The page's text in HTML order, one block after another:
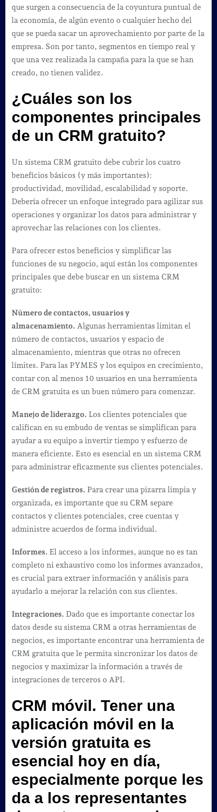
que surgen a consecuencia de la coyuntura puntual de
la economía, de algún evento o cualquier hecho del
que se pueda sacar un aprovechamiento por parte de la
empresa. Son por tanto, segmentos en tiempo real y
que una vez realizada la campaña para la que se han
creado, no tienen validez.
¿Cuáles son los
componentes principales
de un CRM gratuito?
Un sistema CRM gratuito debe cubrir los cuatro
beneficios básicos (y más importantes):
productividad, movilidad, escalabilidad y soporte.
Debería ofrecer un enfoque integrado para agilizar sus
operaciones y organizar los datos para administrar y
aprovechar las relaciones con los clientes.
Para ofrecer estos beneficios y simplificar las
funciones de su negocio, aquí están los componentes
principales que debe buscar en un sistema CRM
gratuito:
Número de contactos, usuarios y
almacenamiento. Algunas herramientas limitan el
número de contactos, usuarios y espacio de
almacenamiento, mientras que otras no ofrecen
límites. Para las PYMES y los equipos en crecimiento,
contar con al menos 10 usuarios en una herramienta
de CRM gratuita es un buen número para comenzar.
Manejo de liderazgo. Los clientes potenciales que
califican en su embudo de ventas se simplifican para
ayudar a su equipo a invertir tiempo y esfuerzo de
manera eficiente. Esto es esencial en un sistema CRM
para administrar eficazmente sus clientes potenciales.
Gestión de registros. Para crear una pizarra limpia y
organizada, es importante que su CRM separe
contactos y clientes potenciales, cree cuentas y
administre acuerdos de forma individual.
Informes. El acceso a los informes, aunque no es tan
completo ni exhaustivo como los informes avanzados,
es crucial para extraer información y análisis para
ayudarlo a mejorar la relación con sus clientes.
Integraciones. Dado que es importante conectar los
datos desde su sistema CRM a otras herramientas de
negocios, es importante encontrar una herramienta de
CRM gratuita que le permita sincronizar los datos de
negocios y maximizar la información a través de
integraciones de terceros o API.
CRM móvil. Tener una
aplicación móvil en la
versión gratuita es
esencial hoy en día,
especialmente porque les
da a los representantes